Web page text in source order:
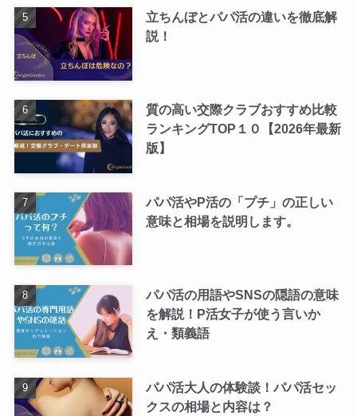
立ちんぼとパパ活の違いを徹底解
説！
質の高い交際クラブおすすめ比較
ランキングTOP１０【2026年最新
版】
パパ活やP活の「プチ」の正しい
意味と相場を説明します。
パパ活の用語やSNSの隠語の意味
を解説！P活女子が使う言いか
え・類義語
パパ活大人の体験談！パパ活セッ
クスの相場と内容は？